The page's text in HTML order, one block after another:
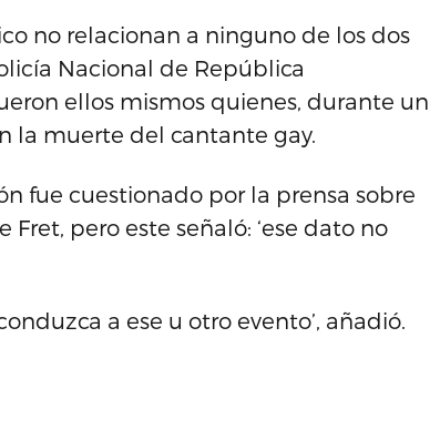
no relacionan a ninguno de los dos
Nacional de República
ellos mismos quienes, durante un
la muerte del cantante gay.
fue cuestionado por la prensa sobre
pero este señaló: ‘ese dato no
a ese u otro evento’, añadió.